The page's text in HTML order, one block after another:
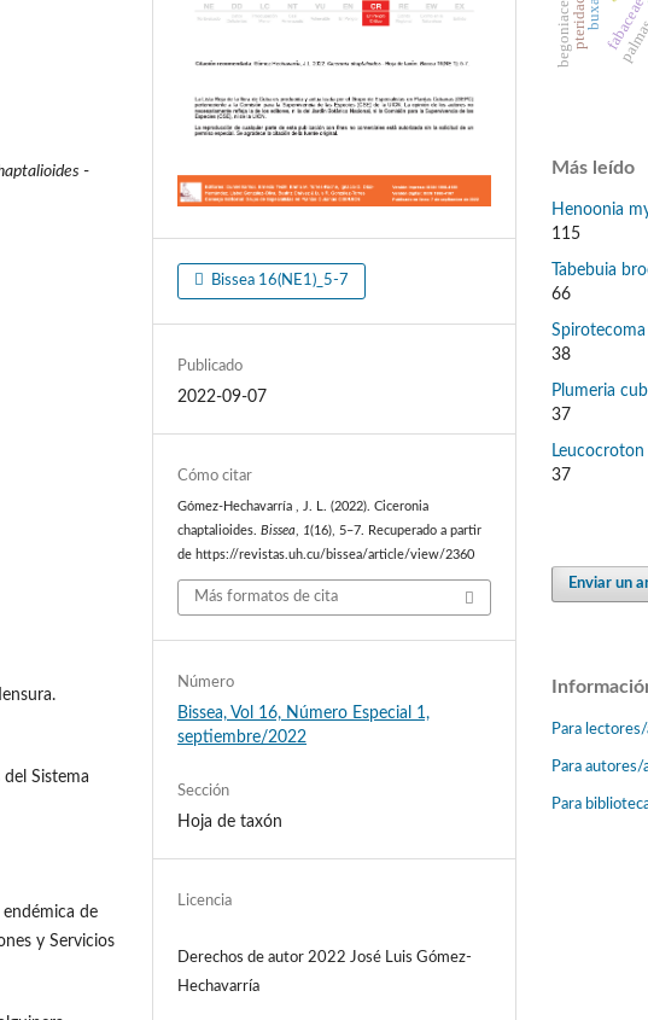
-
Sistema
de
y Servicios
Bissea 16(NE1)_5-7
Publicado
2022-09-07
Cómo citar
Gómez-Hechavarría , J. L. (2022). Ciceronia
chaptalioides.Bissea 1(16), 5–7. Recuperado a partir
de https://revistas.uh.cu/bissea/article/view/2360
Más formatos de cita
Número
Bissea, Vol 16, Número Especial 1,
septiembre/2022
Sección
Hoja de taxón
Licencia
Derechos de autor 2022 José Luis Gómez-
Hechavarría
fabaceae
begoniaceae
Más leído
Henoonia
115
Tabebuia
66
Spirotecoma
38
Plumeria
37
Leucocroton
37
Enviar un
Para lectores/
Para autores/
Para